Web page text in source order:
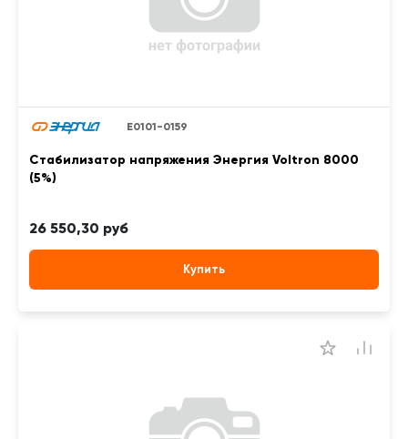
Е0101-0159
Стабилизатор напряжения Энергия Voltron 8000
(5%)
26 550,30 руб
Купить